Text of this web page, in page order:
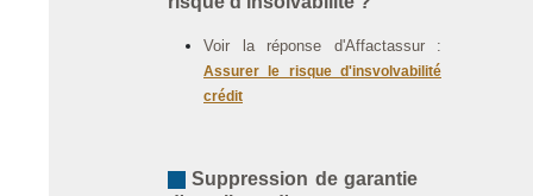
Voir la réponse d'Affactassur :
Assurer le risque d'insvolvabilité
crédit
Suppression de garantie